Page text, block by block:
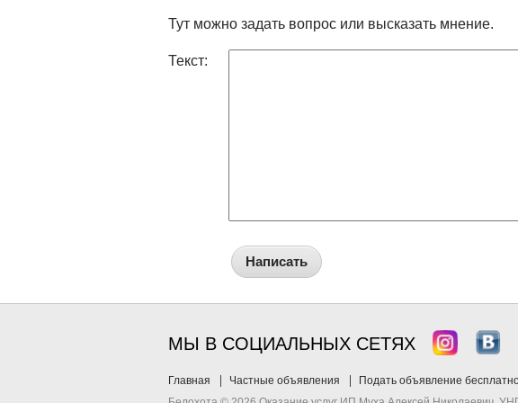
Тут можно задать вопрос или высказать мнение.
Текст:
Написать
МЫ В СОЦИАЛЬНЫХ СЕТЯХ
Главная Частные объявления Подать объявление